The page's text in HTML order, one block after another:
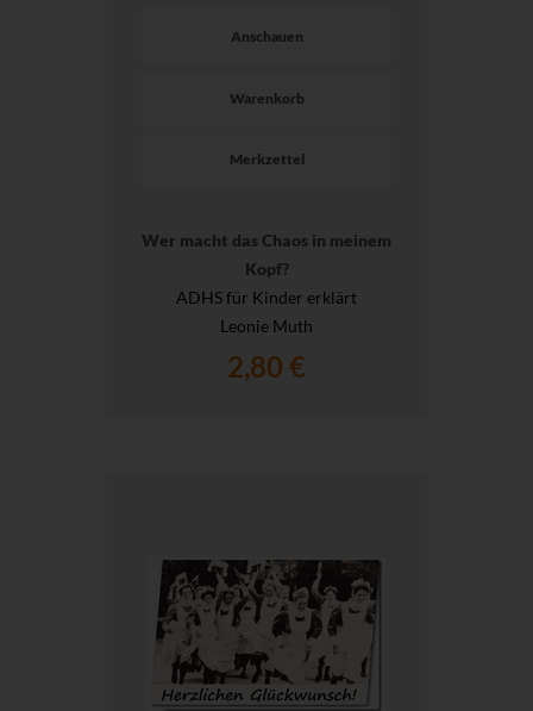
Anschauen
Warenkorb
Merkzettel
Wer macht das Chaos in meinem
Kopf?
ADHS für Kinder erklärt
Leonie Muth
2,80 €